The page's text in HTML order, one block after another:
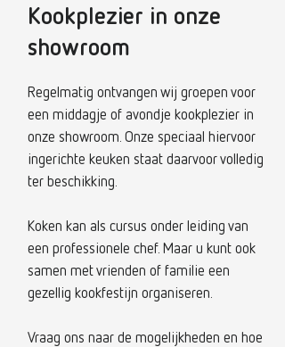
Kookplezier in onze
showroom
Regelmatig ontvangen wij groepen voor
een middagje of avondje kookplezier in
onze showroom. Onze speciaal hiervoor
ingerichte keuken staat daarvoor volledig
ter beschikking.
Koken kan als cursus onder leiding van
een professionele chef. Maar u kunt ook
samen met vrienden of familie een
gezellig kookfestijn organiseren.
Vraag ons naar de mogelijkheden en hoe